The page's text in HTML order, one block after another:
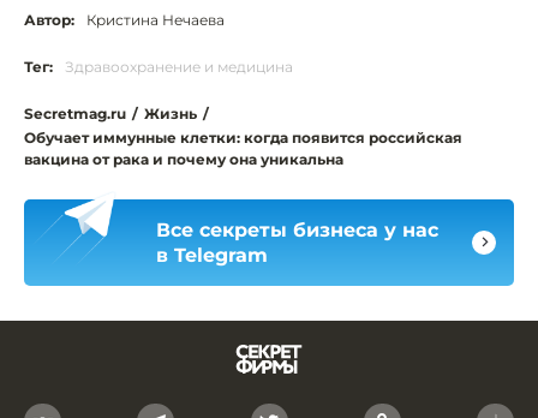
Автор: Кристина Нечаева
Тег: Здравоохранение и медицина
Secretmag.ru / Жизнь /
Обучает иммунные клетки: когда появится российская
вакцина от рака и почему она уникальна
Все секреты бизнеса у нас
в Telegram